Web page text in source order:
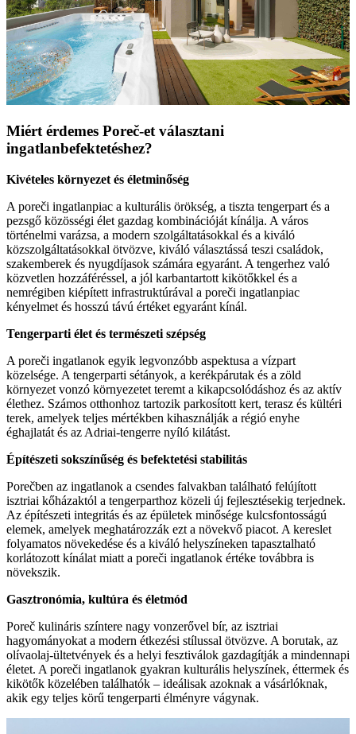
Miért érdemes Poreč-et választani
ingatlanbefektetéshez?
Kivételes környezet és életminőség
A poreči ingatlanpiac a kulturális örökség, a tiszta tengerpart és a
pezsgő közösségi élet gazdag kombinációját kínálja. A város
történelmi varázsa, a modern szolgáltatásokkal és a kiváló
közszolgáltatásokkal ötvözve, kiváló választássá teszi családok,
szakemberek és nyugdíjasok számára egyaránt. A tengerhez való
közvetlen hozzáféréssel, a jól karbantartott kikötőkkel és a
nemrégiben kiépített infrastruktúrával a poreči ingatlanpiac
kényelmet és hosszú távú értéket egyaránt kínál.
Tengerparti élet és természeti szépség
A poreči ingatlanok egyik legvonzóbb aspektusa a vízpart
közelsége. A tengerparti sétányok, a kerékpárutak és a zöld
környezet vonzó környezetet teremt a kikapcsolódáshoz és az aktív
élethez. Számos otthonhoz tartozik parkosított kert, terasz és kültéri
terek, amelyek teljes mértékben kihasználják a régió enyhe
éghajlatát és az Adriai-tengerre nyíló kilátást.
Építészeti sokszínűség és befektetési stabilitás
Porečben az ingatlanok a csendes falvakban található felújított
isztriai kőházaktól a tengerparthoz közeli új fejlesztésekig terjednek.
Az építészeti integritás és az épületek minősége kulcsfontosságú
elemek, amelyek meghatározzák ezt a növekvő piacot. A kereslet
folyamatos növekedése és a kiváló helyszíneken tapasztalható
korlátozott kínálat miatt a poreči ingatlanok értéke továbbra is
növekszik.
Gasztronómia, kultúra és életmód
Poreč kulináris színtere nagy vonzerővel bír, az isztriai
hagyományokat a modern étkezési stílussal ötvözve. A borutak, az
olívaolaj-ültetvények és a helyi fesztiválok gazdagítják a mindennapi
életet. A poreči ingatlanok gyakran kulturális helyszínek, éttermek és
kikötők közelében találhatók – ideálisak azoknak a vásárlóknak,
akik egy teljes körű tengerparti élményre vágynak.